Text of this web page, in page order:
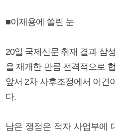
■이재용에 쏠린 눈
20일 국제신문 취재 결과 삼
을 재개한 만큼 전격적으로
앞서 2차 사후조정에서 이견
다.
남은 쟁점은 적자 사업부에